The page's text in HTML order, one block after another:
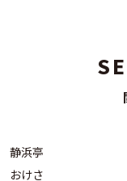
静浜亭
おけさ